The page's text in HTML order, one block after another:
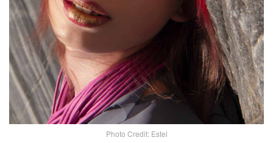
Photo Credit: Estel